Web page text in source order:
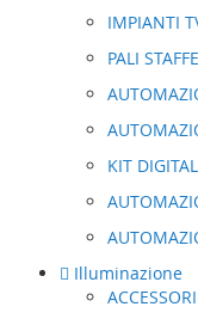
IMPIANTI
PALI
KIT
Illuminazione